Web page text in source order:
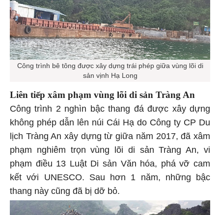
Công trình bê tông được xây dựng trái phép giữa vùng lõi di
sản vịnh Hạ Long
Liên tiếp xâm phạm vùng lõi di sản Tràng An
Công trình 2 nghìn bậc thang đá được xây dựng
không phép dẫn lên núi Cái Hạ do Công ty CP Du
lịch Tràng An xây dựng từ giữa năm 2017, đã xâm
phạm nghiêm trọn vùng lõi di sản Tràng An, vi
phạm điều 13 Luật Di sản Văn hóa, phá vỡ cam
kết với UNESCO. Sau hơn 1 năm, những bậc
thang này cũng đã bị dỡ bỏ.